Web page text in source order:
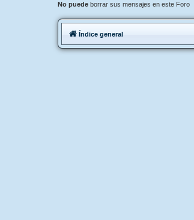
No puede borrar sus mensajes en este Foro
Índice general